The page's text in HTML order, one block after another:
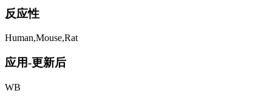
反应性
Human,Mouse,Rat
应用-更新后
WB